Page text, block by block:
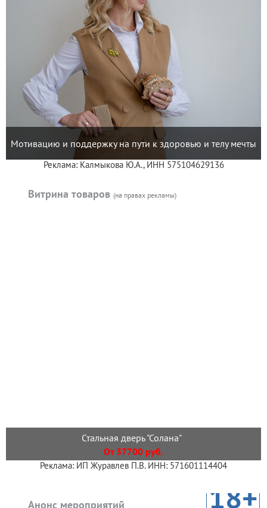
Мотивацию и поддержку на пути к здоровью и телу мечты
Реклама: Калмыкова Ю.А., ИНН 575104629136
Витрина товаров (на правах рекламы)
Стальная дверь "Солана"
От 37700 руб.
Реклама: ИП Журавлев П.В. ИНН: 571601114404
Анонс мероприятий 18+